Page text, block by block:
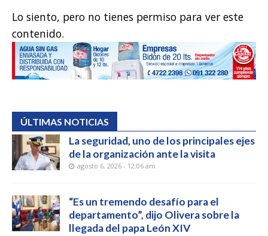
Lo siento, pero no tienes permiso para ver este
contenido.
ÚLTIMAS NOTICIAS
La seguridad, uno de los principales ejes
de la organización ante la visita
agosto 6, 2026 - 12:06 am
“Es un tremendo desafío para el
departamento”, dijo Olivera sobre la
llegada del papa León XIV